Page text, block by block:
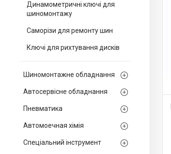
Динамометричні ключі для
шиномонтажу
Саморізи для ремонту шин
Ключі для рихтування дисків
Шиномонтажне обладнання
Автосервісне обладнання
Пневматика
Автомоечная хімія
Спеціальний інструмент